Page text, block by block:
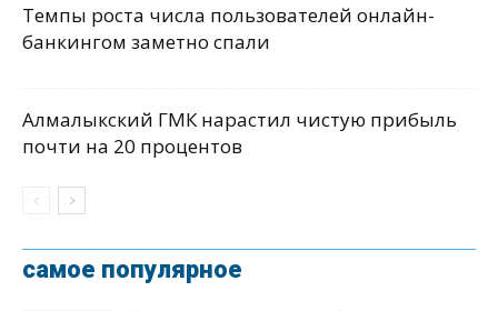
Темпы роста числа пользователей онлайн-
банкингом заметно спали
Алмалыкский ГМК нарастил чистую прибыль
почти на 20 процентов
самое популярное